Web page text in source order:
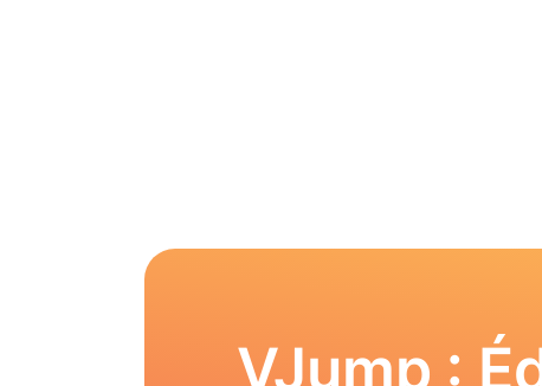
VJump :